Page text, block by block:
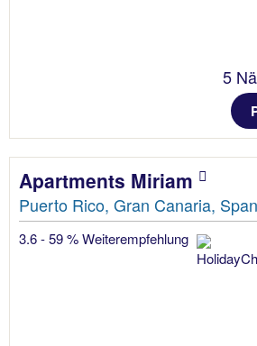
5
Apartments Miriam
Puerto Rico, Gran Canaria,
3.6 - 59 % Weiterempfehlung